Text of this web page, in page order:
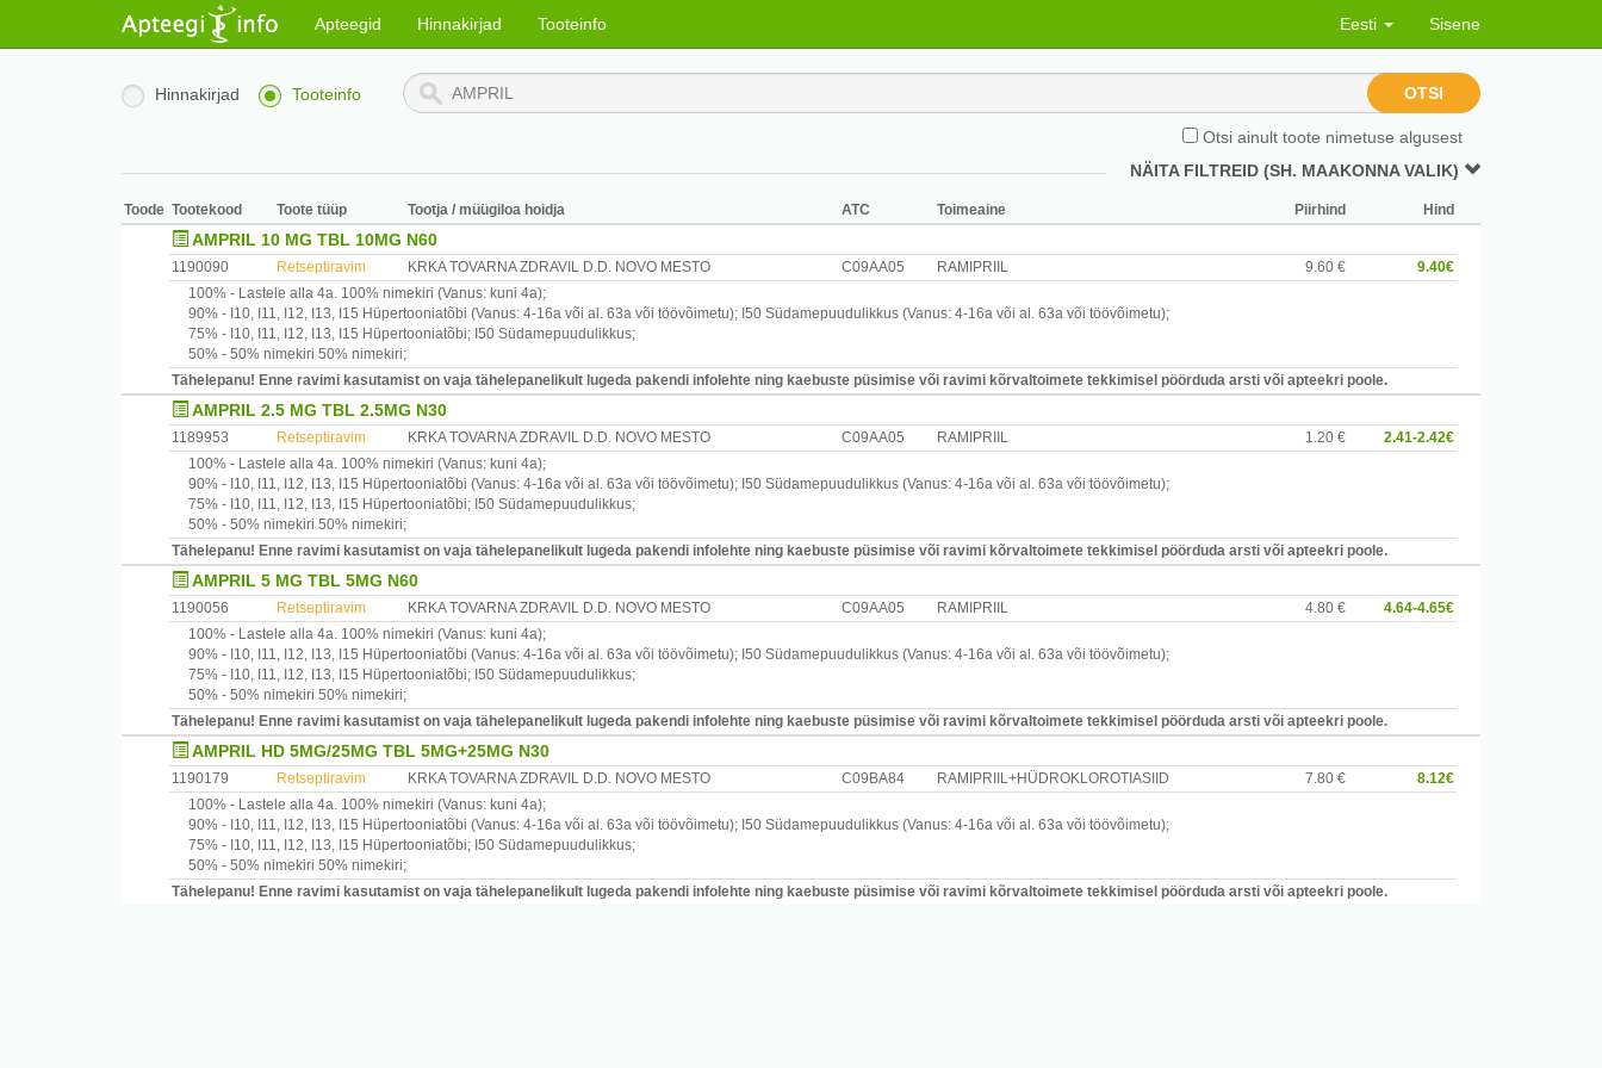
Apteegid Hinnakirjad Tooteinfo Eesti Sisene
Hinnakirjad Tooteinfo OTSI
Otsi ainult toote nimetuse algusest
NÄITA FILTREID (SH. MAAKONNA VALIK)
Toode Tootekood Toote tüüp Tootja / müügiloa hoidja ATC Toimeaine Piirhind Hind
AMPRIL 10 MG TBL 10MG N60
1190090 Retseptiravim KRKA TOVARNA ZDRAVIL D.D. NOVO MESTO C09AA05 RAMIPRIIL 9.60 €
9.40€
100% - Lastele alla 4a. 100% nimekiri (Vanus: kuni 4a);
90% - I10, I11, I12, I13, I15 Hüpertooniatõbi (Vanus: 4-16a või al. 63a või töövõimetu); I50 Südamepuudulikkus (Vanus: 4-16a või al. 63a või töövõimetu);
75% - I10, I11, I12, I13, I15 Hüpertooniatõbi; I50 Südamepuudulikkus;
50% - 50% nimekiri 50% nimekiri;
Tähelepanu! Enne ravimi kasutamist on vaja tähelepanelikult lugeda pakendi infolehte ning kaebuste püsimise või ravimi kõrvaltoimete tekkimisel pöörduda arsti või apteekri poole.
AMPRIL 2.5 MG TBL 2.5MG N30
1189953 Retseptiravim KRKA TOVARNA ZDRAVIL D.D. NOVO MESTO C09AA05 RAMIPRIIL 1.20 €
2.41-2.42€
100% - Lastele alla 4a. 100% nimekiri (Vanus: kuni 4a);
90% - I10, I11, I12, I13, I15 Hüpertooniatõbi (Vanus: 4-16a või al. 63a või töövõimetu); I50 Südamepuudulikkus (Vanus: 4-16a või al. 63a või töövõimetu);
75% - I10, I11, I12, I13, I15 Hüpertooniatõbi; I50 Südamepuudulikkus;
50% - 50% nimekiri 50% nimekiri;
Tähelepanu! Enne ravimi kasutamist on vaja tähelepanelikult lugeda pakendi infolehte ning kaebuste püsimise või ravimi kõrvaltoimete tekkimisel pöörduda arsti või apteekri poole.
AMPRIL 5 MG TBL 5MG N60
1190056 Retseptiravim KRKA TOVARNA ZDRAVIL D.D. NOVO MESTO C09AA05 RAMIPRIIL 4.80 €
4.64-4.65€
100% - Lastele alla 4a. 100% nimekiri (Vanus: kuni 4a);
90% - I10, I11, I12, I13, I15 Hüpertooniatõbi (Vanus: 4-16a või al. 63a või töövõimetu); I50 Südamepuudulikkus (Vanus: 4-16a või al. 63a või töövõimetu);
75% - I10, I11, I12, I13, I15 Hüpertooniatõbi; I50 Südamepuudulikkus;
50% - 50% nimekiri 50% nimekiri;
Tähelepanu! Enne ravimi kasutamist on vaja tähelepanelikult lugeda pakendi infolehte ning kaebuste püsimise või ravimi kõrvaltoimete tekkimisel pöörduda arsti või apteekri poole.
AMPRIL HD 5MG/25MG TBL 5MG+25MG N30
1190179 Retseptiravim KRKA TOVARNA ZDRAVIL D.D. NOVO MESTO C09BA84 RAMIPRIIL+HÜDROKLOROTIASIID 7.80 €
8.12€
100% - Lastele alla 4a. 100% nimekiri (Vanus: kuni 4a);
90% - I10, I11, I12, I13, I15 Hüpertooniatõbi (Vanus: 4-16a või al. 63a või töövõimetu); I50 Südamepuudulikkus (Vanus: 4-16a või al. 63a või töövõimetu);
75% - I10, I11, I12, I13, I15 Hüpertooniatõbi; I50 Südamepuudulikkus;
50% - 50% nimekiri 50% nimekiri;
Tähelepanu! Enne ravimi kasutamist on vaja tähelepanelikult lugeda pakendi infolehte ning kaebuste püsimise või ravimi kõrvaltoimete tekkimisel pöörduda arsti või apteekri poole.